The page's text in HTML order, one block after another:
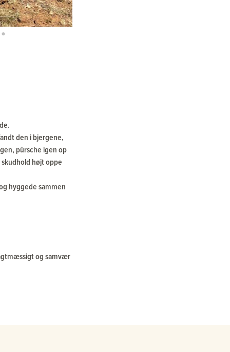
den i bjergene,
pürsche igen op
højt oppe
hyggede sammen
og samvær